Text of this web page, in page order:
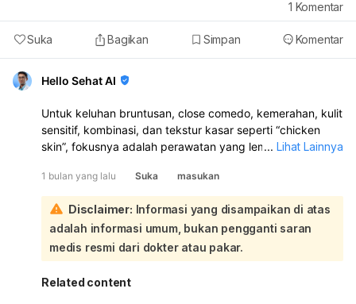
Suka Bagikan Simpan Komentar
1 Komentar
Hello Sehat AI
Untuk keluhan bruntusan, close comedo, kemerahan, kulit
sensitif, kombinasi, dan tekstur kasar seperti “chicken
skin”, fokusnya adalah perawatan yang lembut, menjaga
skincare yang aman: pembersih wajah lembut, toner
hydrating, serum yang menenangkan, pelembap, lalu
sunscreen di pagi hari. Untuk malam hari, tetap pakai
pembersih, toner, serum, dan pelembap. Jika perlu,
eksfoliasi ringan 1–2 kali seminggu saja:
Bahan yang umumnya cocok: hyaluronic acid,
niacinamide, ceramide, gliserin, aloe vera, dan sunscreen
... Lihat Lainnya
1 bulan yang lalu Suka masukan
Disclaimer: Informasi yang disampaikan di atas
adalah informasi umum, bukan pengganti saran
medis resmi dari dokter atau pakar.
Related content